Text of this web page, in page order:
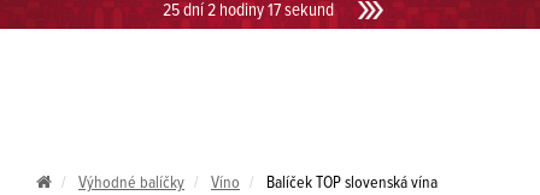
25 dní 2 hodiny 17 sekund
Výhodné balíčky Víno Balíček TOP slovenská vína